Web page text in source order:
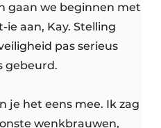
gaan we beginnen met
aan, Kay. Stelling
pas serieus
gebeurd.
je het eens mee. Ik zag
wenkbrauwen,